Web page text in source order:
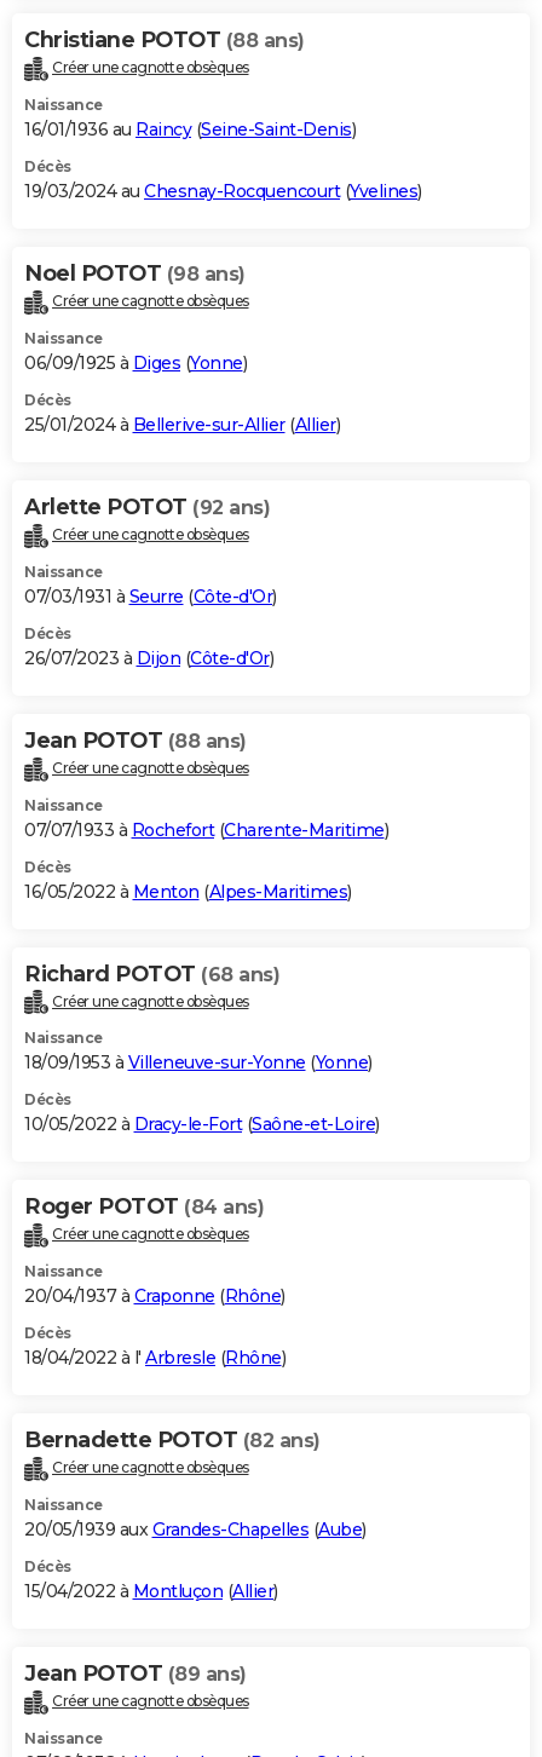
Christiane POTOT (88 ans)
Créer une cagnotte obsèques
Naissance
16/01/1936 au Raincy(Seine-Saint-Denis)
Décès
19/03/2024 au Chesnay-Rocquencourt(Yvelines)
Noel POTOT (98 ans)
Créer une cagnotte obsèques
Naissance
06/09/1925 à Diges (Yonne)
Décès
25/01/2024 à Bellerive-sur-Allier(Allier)
Arlette POTOT (92 ans)
Créer une cagnotte obsèques
Naissance
07/03/1931 à Seurre (Côte-d'Or)
Décès
26/07/2023 à Dijon (Côte-d'Or)
Jean POTOT (88 ans)
Créer une cagnotte obsèques
Naissance
07/07/1933 à Rochefort(Charente-Maritime)
Décès
16/05/2022 à Menton (Alpes-Maritimes)
Richard POTOT (68 ans)
Créer une cagnotte obsèques
Naissance
18/09/1953 à Villeneuve-sur-Yonne (Yonne)
Décès
10/05/2022 à Dracy-le-Fort(Saône-et-Loire)
Roger POTOT (84 ans)
Créer une cagnotte obsèques
Naissance
20/04/1937 à Craponne (Rhône)
Décès
18/04/2022 à l' Arbresle (Rhône)
Bernadette POTOT (82 ans)
Créer une cagnotte obsèques
Naissance
20/05/1939 auxGrandes-Chapelles (Aube)
Décès
15/04/2022 à Montluçon (Allier)
Jean POTOT (89 ans)
Créer une cagnotte obsèques
Naissance